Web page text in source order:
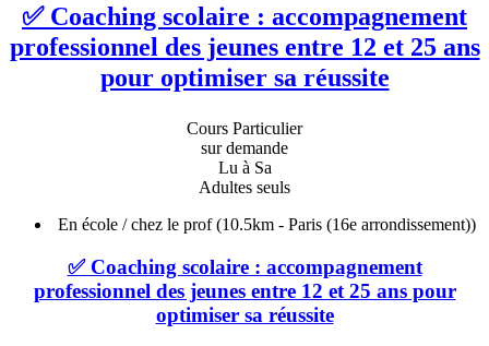
✅ Coaching scolaire : accompagnement
professionnel des jeunes entre 12 et 25 ans
pour optimiser sa réussite
Cours Particulier
sur demande
Lu à Sa
Adultes seuls
En école / chez le prof(10.5km - Paris (16e arrondissement))
✅ Coaching scolaire : accompagnement
professionnel des jeunes entre 12 et 25 ans pour
optimiser sa réussite